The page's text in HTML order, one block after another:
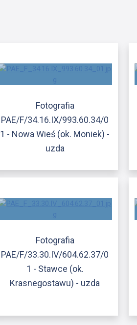
Fotografia
PAE/F/34.16.IX/993.60.34/0
1 - Nowa Wieś (ok. Moniek) -
uzda
Fotografia
PAE/F/33.30.IV/604.62.37/0
1 - Stawce (ok.
Krasnegostawu) - uzda